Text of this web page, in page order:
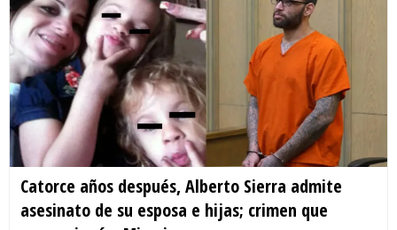
Catorce años después, Alberto Sierra admite
asesinato de su esposa e hijas; crimen que